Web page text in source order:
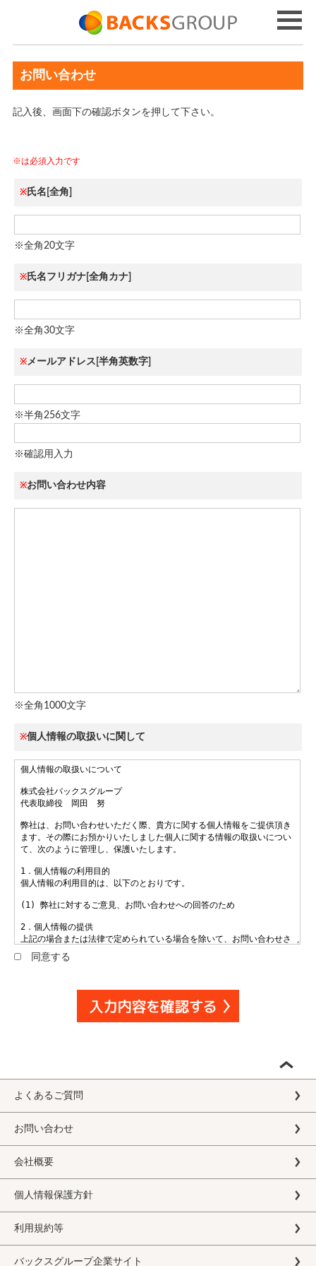
お問い合わせ
記入後、画面下の確認ボタンを押して下さい。
※は必須入力です
※ 氏名[全角]
※全角20文字
※ 氏名フリガナ[全角カナ]
※全角30文字
※メールアドレス[半角英数字]
※半角256文字
※確認用入力
※お問い合わせ内容
※全角1000文字
※個人情報の取扱いに関して
同意する
よくあるご質問
お問い合わせ
会社概要
個人情報保護方針
利用規約等
バックスグループ企業サイト